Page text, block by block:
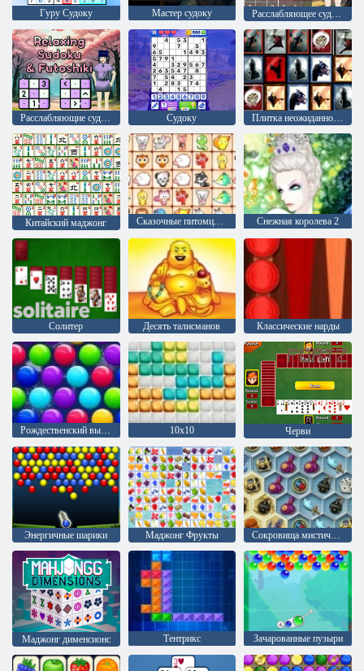
Гуру Судоку Мастер судоку Расслабляющее судоку и Футошики
Расслабляющие судоку и футушики Судоку Плитка неожиданностей
Китайский маджонг Сказочные питомцы связь Снежная королева 2
Солитер Десять талисманов Классические нарды
10х10 Черви
Энергичные шарики Маджонг Фрукты
Mаджонг дименсионс Тентрикс Зачарованные пузыри